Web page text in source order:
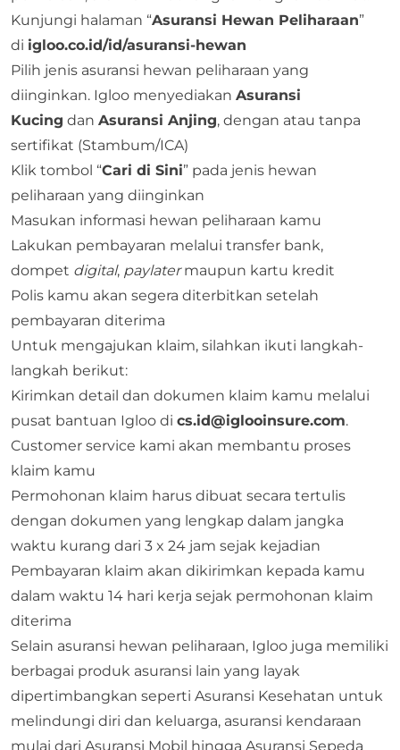
Kunjungi halaman “Asuransi Hewan Peliharaan”
di igloo.co.id/id/asuransi-hewan
Pilih jenis asuransi hewan peliharaan yang
diinginkan. Igloo menyediakan Asuransi
Kucing dan Asuransi Anjing, dengan atau tanpa
sertifikat (Stambum/ICA)
Klik tombol “Cari di Sini” pada jenis hewan
peliharaan yang diinginkan
Masukan informasi hewan peliharaan kamu
Lakukan pembayaran melalui transfer bank,
dompet digital, paylatermaupun kartu kredit
Polis kamu akan segera diterbitkan setelah
pembayaran diterima
Untuk mengajukan klaim, silahkan ikuti langkah-
langkah berikut:
Kirimkan detail dan dokumen klaim kamu melalui
pusat bantuan Igloo di cs.id@iglooinsure.com.
Customer service kami akan membantu proses
klaim kamu
Permohonan klaim harus dibuat secara tertulis
dengan dokumen yang lengkap dalam jangka
waktu kurang dari 3 x 24 jam sejak kejadian
Pembayaran klaim akan dikirimkan kepada kamu
dalam waktu 14 hari kerja sejak permohonan klaim
diterima
Selain asuransi hewan peliharaan, Igloo juga memiliki
berbagai produk asuransi lain yang layak
dipertimbangkan seperti Asuransi Kesehatan untuk
melindungi diri dan keluarga, asuransi kendaraan
mulai dari Asuransi Mobil hingga Asuransi Sepeda